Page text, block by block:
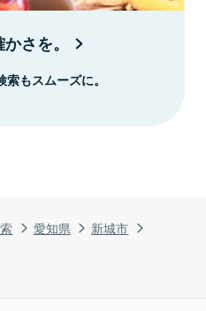
愛知県
新城市
さを。
もスムーズに。